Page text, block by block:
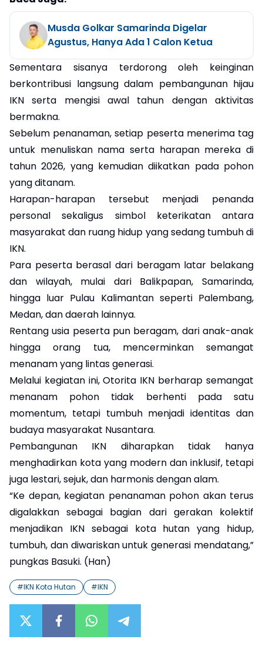
Musda Golkar Samarinda Digelar
Agustus, Hanya Ada 1 Calon Ketua
Sementara sisanya terdorong oleh keinginan
berkontribusi langsung dalam pembangunan hijau
IKN serta mengisi awal tahun dengan aktivitas
bermakna.
Sebelum penanaman, setiap peserta menerima tag
untuk menuliskan nama serta harapan mereka di
tahun 2026, yang kemudian diikatkan pada pohon
yang ditanam.
Harapan-harapan tersebut menjadi penanda
personal sekaligus simbol keterikatan antara
masyarakat dan ruang hidup yang sedang tumbuh di
IKN.
Para peserta berasal dari beragam latar belakang
dan wilayah, mulai dari Balikpapan, Samarinda,
hingga luar Pulau Kalimantan seperti Palembang,
Medan, dan daerah lainnya.
Rentang usia peserta pun beragam, dari anak-anak
hingga orang tua, mencerminkan semangat
menanam yang lintas generasi.
Melalui kegiatan ini, Otorita IKN berharap semangat
menanam pohon tidak berhenti pada satu
momentum, tetapi tumbuh menjadi identitas dan
budaya masyarakat Nusantara.
Pembangunan IKN diharapkan tidak hanya
menghadirkan kota yang modern dan inklusif, tetapi
juga lestari, sejuk, dan harmonis dengan alam.
“Ke depan, kegiatan penanaman pohon akan terus
digalakkan sebagai bagian dari gerakan kolektif
menjadikan IKN sebagai kota hutan yang hidup,
tumbuh, dan diwariskan untuk generasi mendatang,”
pungkas Basuki. (Han)
#IKN Kota Hutan #IKN